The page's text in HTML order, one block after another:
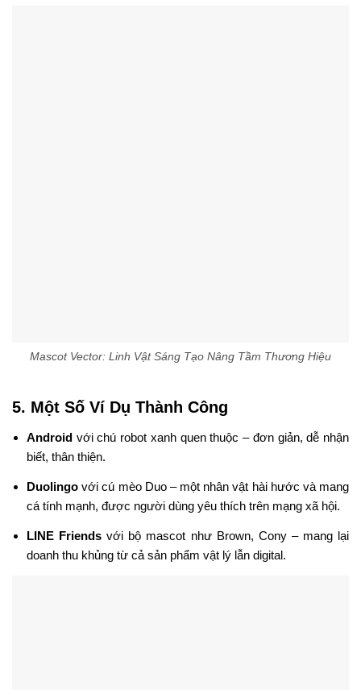
Mascot Vector: Linh Vật Sáng Tạo Nâng Tầm Thương Hiệu
5. Một Số Ví Dụ Thành Công
Android với chú robot xanh quen thuộc – đơn giản, dễ nhận
biết, thân thiện.
Duolingo với cú mèo Duo – một nhân vật hài hước và mang
cá tính mạnh, được người dùng yêu thích trên mạng xã hội.
LINE Friends với bộ mascot như Brown, Cony – mang lại
doanh thu khủng từ cả sản phẩm vật lý lẫn digital.